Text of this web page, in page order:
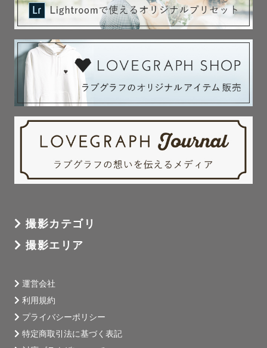
撮影カテゴリ
撮影エリア
運営会社
利用規約
プライバシーポリシー
特定商取引法に基づく表記